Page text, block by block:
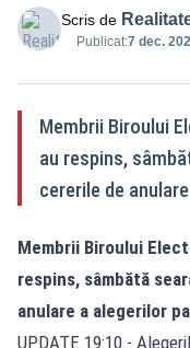
Scris de
Publicat:7 dec.
Membrii Biroului
au respins,
cererile de
Membrii Biroului
respins, sâmbătă
anulare a alegerilor
UPDATE 19:10 -